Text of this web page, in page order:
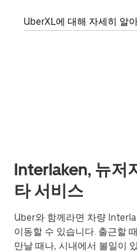
UberXL에 대해 자세히 알
Interlaken, 뉴저
타 서비스
Uber와 함께라면 차량
이동할 수 있습니다. 출근할
만날 때나, 시내에서 볼일이